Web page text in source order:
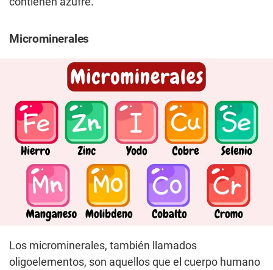
Microminerales
Los microminerales, también llamados
oligoelementos, son aquellos que el cuerpo humano